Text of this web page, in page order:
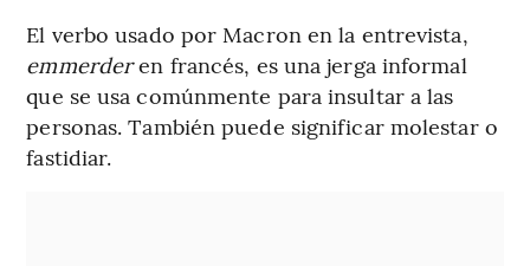
El verbo usado por Macron en la entrevista,
emmerderen francés, es una jerga informal
que se usa comúnmente para insultar a las
personas. También puede significar molestar o
fastidiar.